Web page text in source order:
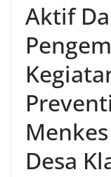
Aktif
Desa